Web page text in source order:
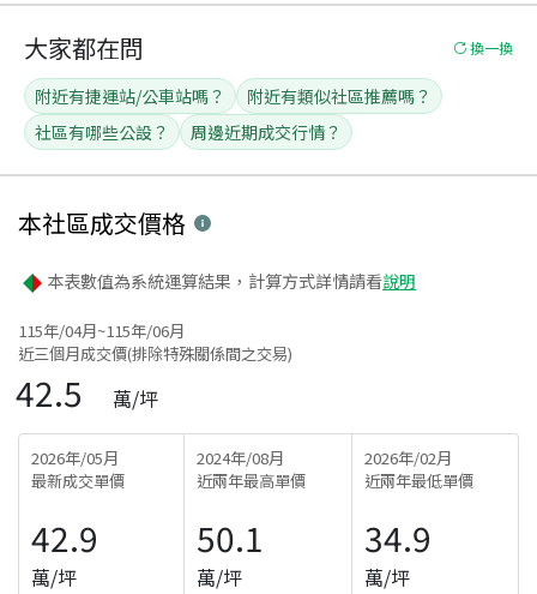
大家都在問 換一換
附近有捷運站/公車站嗎？
附近有類似社區推薦嗎？
社區有哪些公設？
周邊近期成交行情？
本社區成交價格
本表數值為系統運算結果，計算方式詳情請看說明
115年/04月~115年/06月
近三個月成交價(排除特殊關係間之交易)
42.5 萬/坪
2026年/05月
最新成交單價
42.9
萬/坪
2024年/08月
近兩年最高單價
50.1
萬/坪
2026年/02月
近兩年最低單價
34.9
萬/坪